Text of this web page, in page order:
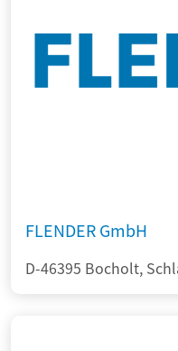
FLENDER GmbH
D-46395 Bocholt,